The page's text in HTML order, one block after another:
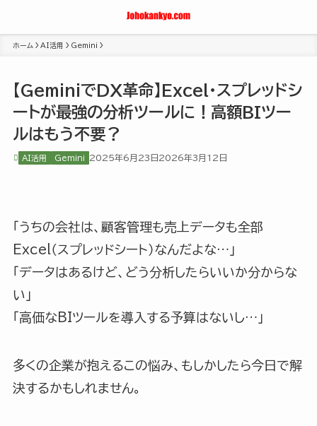
ホーム AI活用 Gemini
【GeminiでDX革命】Excel・スプレッドシ
ートが最強の分析ツールに！高額BIツー
ルはもう不要？
AI活用 Gemini 2025年6月23日 2026年3月12日
「うちの会社は、顧客管理も売上データも全部
Excel（スプレッドシート）なんだよな…」
「データはあるけど、どう分析したらいいか分からな
い」
「高価なBIツールを導入する予算はないし…」
多くの企業が抱えるこの悩み、もしかしたら今日で解
決するかもしれません。